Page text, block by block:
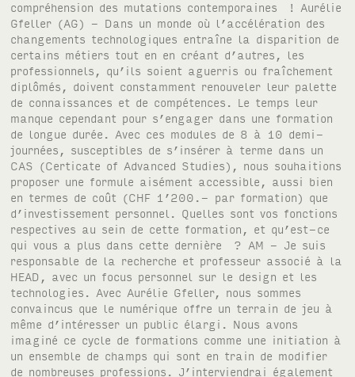
compréhension des mutations contemporaines ! Aurélie
Gfeller (AG) - Dans un monde où l’accélération des
changements technologiques entraîne la disparition de
certains métiers tout en en créant d’autres, les
professionnels, qu’ils soient aguerris ou fraîchement
diplômés, doivent constamment renouveler leur palette
de connaissances et de compétences. Le temps leur
manque cependant pour s’engager dans une formation
de longue durée. Avec ces modules de 8 à 10 demi-
journées, susceptibles de s’insérer à terme dans un
CAS (Certicate of Advanced Studies), nous souhaitions
proposer une formule aisément accessible, aussi bien
en termes de coût (CHF 1’200.- par formation) que
d’investissement personnel. Quelles sont vos fonctions
respectives au sein de cette formation, et qu’est-ce
qui vous a plus dans cette dernière ? AM - Je suis
responsable de la recherche et professeur associé à la
HEAD, avec un focus personnel sur le design et les
technologies. Avec Aurélie Gfeller, nous sommes
convaincus que le numérique offre un terrain de jeu à
même d’intéresser un public élargi. Nous avons
imaginé ce cycle de formations comme une initiation à
un ensemble de champs qui sont en train de modifier
de nombreuses professions. J’interviendrai également